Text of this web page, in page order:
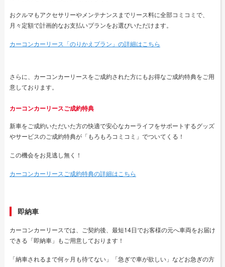
おクルマもアクセサリーやメンテナンスまでリース料に全部コミコミで、
月々定額で計画的なお支払いプランをお選びいただけます。
カーコンカーリース「のりかえプラン」の詳細はこちら
さらに、カーコンカーリースをご成約された方にもお得なご成約特典をご用
意しております。
カーコンカーリースご成約特典
新車をご成約いただいた方の快適で安心なカーライフをサポートするグッズ
やサービスのご成約特典が「もろもろコミコミ」でついてくる！
この機会をお見逃し無く！
カーコンカーリースご成約特典の詳細はこちら
即納車
カーコンカーリースでは、ご契約後、最短14日でお客様の元へ車両をお届け
できる「即納車」もご用意しております！
「納車されるまで何ヶ月も待てない」「急ぎで車が欲しい」などお急ぎの方